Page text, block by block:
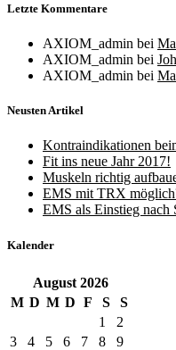
Letzte Kommentare
AXIOM_admin bei
AXIOM_admin bei
AXIOM_admin bei
Neusten Artikel
Kontraindikationen
Fit ins neue Jahr 2017!
Muskeln richtig
EMS mit TRX
EMS als Einstieg nach
Kalender
August 2026
M D M D F S
S
1
2
3
4 5 6 7 8
9